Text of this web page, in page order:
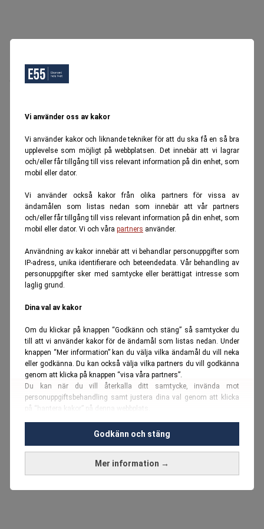
Vi använder oss av kakor
Vi använder kakor och liknande tekniker för att du ska få en så bra
upplevelse som möjligt på webbplatsen. Det innebär att vi lagrar
och/eller får tillgång till viss relevant information på din enhet, som
mobil eller dator.
Vi använder också kakor från olika partners för vissa av
ändamålen som listas nedan som innebär att vår partners
och/eller får tillgång till viss relevant information på din enhet, som
mobil eller dator. Vi och våra partners använder.
Användning av kakor innebär att vi behandlar personuppgifter som
IP-adress, unika identifierare och beteendedata. Vår behandling av
personuppgifter sker med samtycke eller berättigat intresse som
laglig grund.
Dina val av kakor
Om du klickar på knappen “Godkänn och stäng” så samtycker du
till att vi använder kakor för de ändamål som listas nedan. Under
knappen “Mer information” kan du välja vilka ändamål du vill neka
eller godkänna. Du kan också välja vilka partners du vill godkänna
genom att klicka på knappen “visa våra partners”.
Du kan när du vill återkalla ditt samtycke, invända mot
personuppgiftsbehandling samt justera dina val genom att klicka
på “hantera kakor” på denna webbplats.
Du kan fördjupa dig ytterligare i vårcookie-policy
Vi använder kakor och personuppgifter för dessa syften:
Nödvändiga cookies och liknande tekniker, anpassning av
Mer information →
Godkänn och stäng
Oops, Ett fel inträffade.